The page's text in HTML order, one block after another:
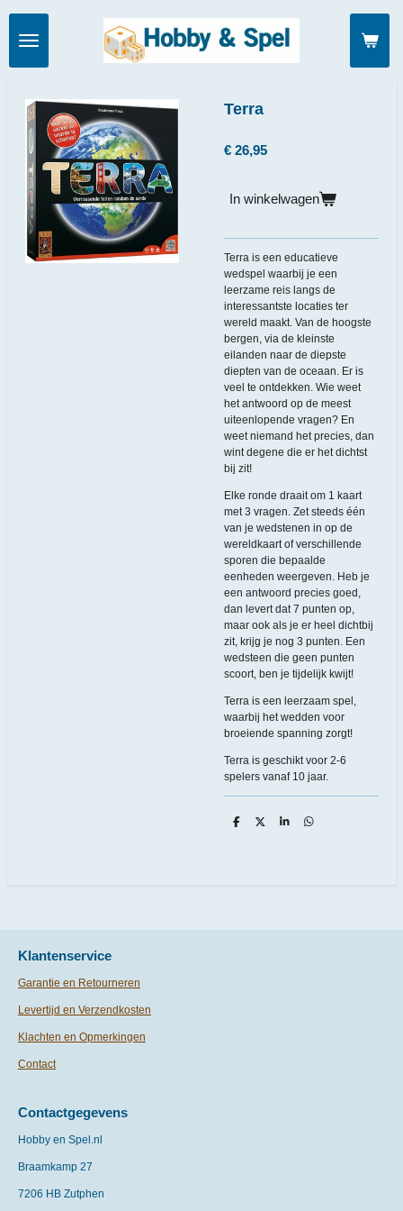
Ga
direct
naar
de
Terra
€ 26,95
In winkelwagen
Terra is een educatieve
wedspel waarbij je een
leerzame reis langs de
interessantste locaties ter
wereld maakt. Van de hoogste
bergen, via de kleinste
eilanden naar de diepste
diepten van de oceaan. Er is
veel te ontdekken. Wie weet
het antwoord op de meest
uiteenlopende vragen? En
weet niemand het precies, dan
wint degene die er het dichtst
bij zit!
Elke ronde draait om 1 kaart
met 3 vragen. Zet steeds één
van je wedstenen in op de
wereldkaart of verschillende
sporen die bepaalde
eenheden weergeven. Heb je
een antwoord precies goed,
dan levert dat 7 punten op,
maar ook als je er heel dichtbij
zit, krijg je nog 3 punten. Een
wedsteen die geen punten
scoort, ben je tijdelijk kwijt!
Terra is een leerzaam spel,
waarbij het wedden voor
broeiende spanning zorgt!
Terra is geschikt voor 2-6
spelers vanaf 10 jaar.
D
D
S
D
Klantenservice
Garantie en Retourneren
Levertijd en Verzendkosten
Klachten en Opmerkingen
Contact
Contactgegevens
Hobby en Spel.nl
Braamkamp 27
7206 HB Zutphen